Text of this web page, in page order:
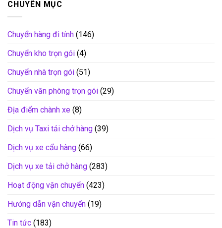
CHUYÊN MỤC
Chuyển hàng đi tỉnh (146)
Chuyển kho trọn gói (4)
Chuyển nhà trọn gói (51)
Chuyển văn phòng trọn gói (29)
Địa điểm chành xe (8)
Dịch vụ Taxi tải chở hàng (39)
Dịch vụ xe cẩu hàng (66)
Dịch vụ xe tải chở hàng (283)
Hoạt động vận chuyển (423)
Hướng dẫn vận chuyển (19)
Tin tức (183)